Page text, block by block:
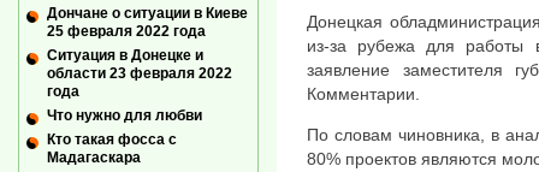
Донецкая
из-за рубежа для работы
заявление заместителя
Комментарии.
По словам чиновника, в
80% проектов являются
Дончане о ситуации в Киеве
25 февраля 2022 года
Ситуация в Донецке и
области 23 февраля 2022
года
Что нужно для любви
Кто такая фосса с
Мадагаскара